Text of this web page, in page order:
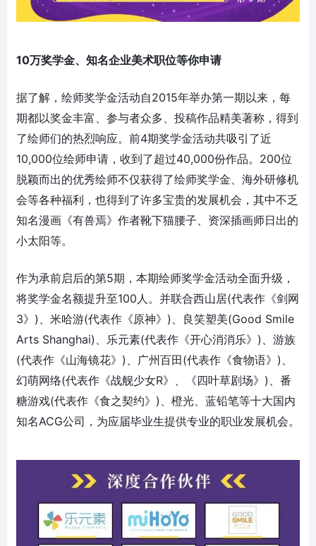
10万奖学金、知名企业美术职位等你申请
据了解，绘师奖学金活动自2015年举办第一期以来，每
期都以奖金丰富、参与者众多、投稿作品精美著称，得到
了绘师们的热烈响应。前4期奖学金活动共吸引了近
10,000位绘师申请，收到了超过40,000份作品。200位
脱颖而出的优秀绘师不仅获得了绘师奖学金、海外研修机
会等各种福利，也得到了许多宝贵的发展机会，其中不乏
知名漫画《有兽焉》作者靴下猫腰子、资深插画师日出的
小太阳等。
作为承前启后的第5期，本期绘师奖学金活动全面升级，
将奖学金名额提升至100人。并联合西山居(代表作《剑网
3》)、米哈游(代表作《原神》)、良笑塑美(Good Smile
Arts Shanghai)、乐元素(代表作《开心消消乐》)、游族
(代表作《山海镜花》)、广州百田(代表作《食物语》)、
幻萌网络(代表作《战舰少女R》、《四叶草剧场》)、番
糖游戏(代表作《食之契约》)、橙光、蓝铅笔等十大国内
知名ACG公司，为应届毕业生提供专业的职业发展机会。